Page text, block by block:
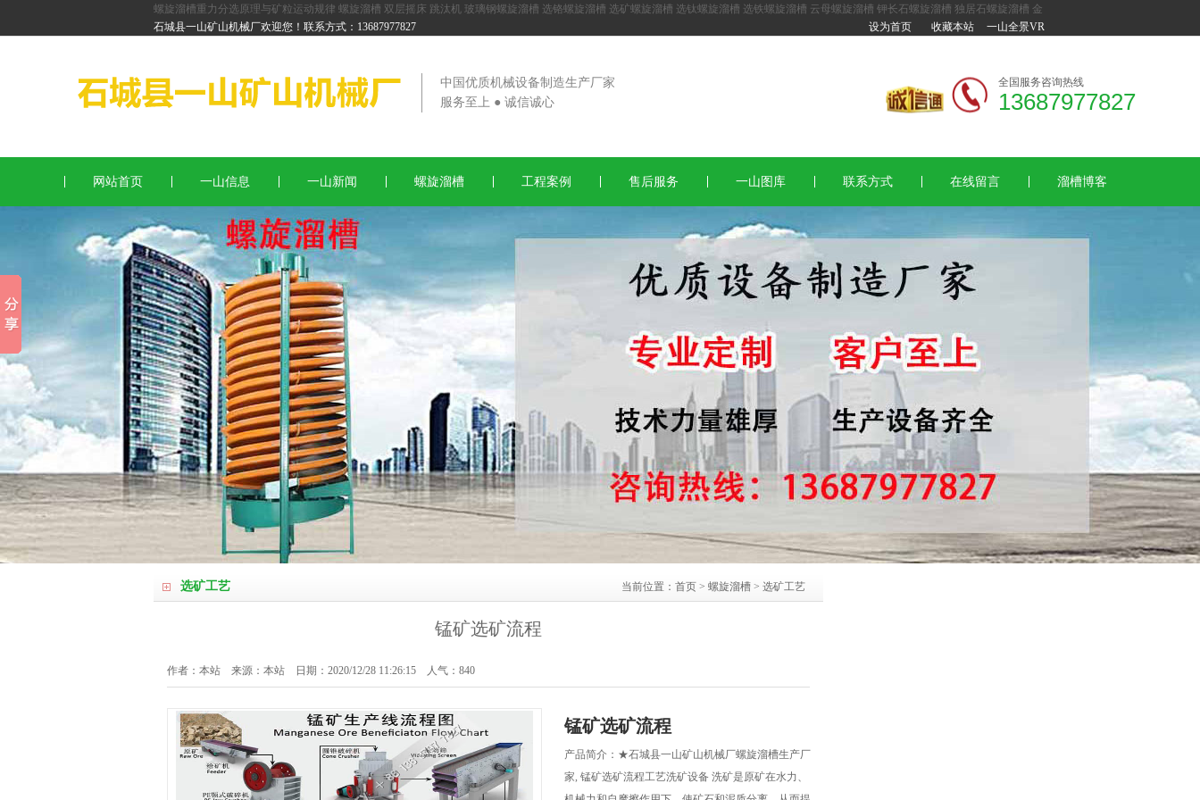
螺旋溜槽重力分选原理与矿粒运动规律 螺旋溜槽 双层摇床 跳汰机 玻璃钢螺旋溜槽 选铬螺旋溜槽 选矿螺旋溜槽 选钛螺旋溜槽 选铁螺旋溜槽 云母螺旋溜槽 钾长石螺旋溜槽 独居石螺旋溜槽 金
红石螺旋溜槽 锆英石螺旋溜槽 重金石螺旋溜槽
石城县一山矿山机械厂欢迎您！联系方式：13687977827 设为首页 收藏本站 一山全景VR
中国优质机械设备制造生产厂家
服务至上 ● 诚信诚心
全国服务咨询热线
13687977827
网站首页 一山信息 一山新闻 螺旋溜槽 工程案例 售后服务 一山图库 联系方式 在线留言 溜槽博客
选矿工艺 当前位置： 首页 > 螺旋溜槽 > 选矿工艺
锰矿选矿流程
作者：本站 来源：本站 日期：2020/12/28 11:26:15 人气： 840
锰矿选矿流程
产品简介：★石城县一山矿山机械厂螺旋溜槽生产厂
家, 锰矿选矿流程工艺洗矿设备 洗矿是原矿在水力、